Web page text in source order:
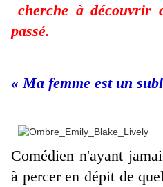
cherche à découvrir
passé.
« Ma femme est un
Comédien n'ayant
à percer en dépit de